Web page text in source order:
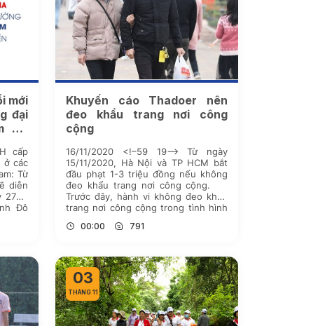
mới
đại
Từ
cấp
ở các
Từ
diễn
11
Đô
Khuyến cáo Thadoer nên
đeo khẩu trang nơi công
cộng
16/11/2020 <!–59 19–> Từ ngày
15/11/2020, Hà Nội và TP HCM bắt
đầu phạt 1-3 triệu đồng nếu không
đeo khẩu trang nơi công cộng.
Trước đây, hành vi không đeo khẩu
trang nơi công cộng trong tình hình
áp dụng mức xử phạt cảnh cáo hoặc
00:00 791
03
THÁNG 11